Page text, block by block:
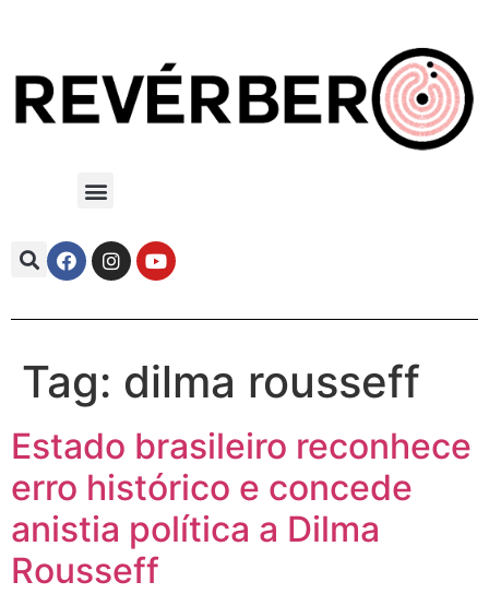
Tag: dilma rousseff
Estado brasileiro reconhece
erro histórico e concede
anistia política a Dilma
Rousseff